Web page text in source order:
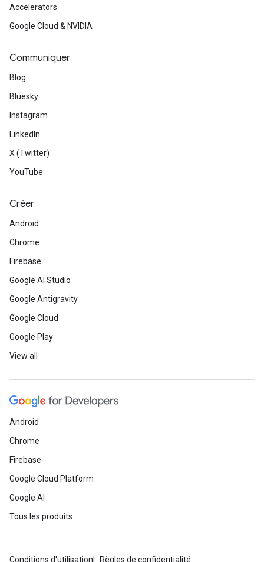
Accelerators
Google Cloud & NVIDIA
Communiquer
Blog
Bluesky
Instagram
LinkedIn
X (Twitter)
YouTube
Créer
Android
Chrome
Firebase
Google AI Studio
Google Antigravity
Google Cloud
Google Play
View all
Android
Chrome
Firebase
Google Cloud Platform
Google AI
Tous les produits
Conditions d'utilisation Règles de confidentialité